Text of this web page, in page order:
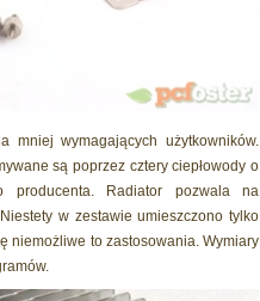
wymagających użytkowników.
są poprzez cztery ciepłowody o
Radiator pozwala na
w zestawie umieszczono tylko
niemożliwe to zastosowania. Wymiary